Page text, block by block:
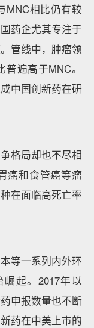
MNC相比仍有较
药企尤其专注于
管线中，肿瘤领
遍高于MNC。
中国创新药在研
格局却也不尽相
癌和食管癌等瘤
在面临高死亡率
等一系列内外环
起。2017年以
申报数量也不断
药在中美上市的